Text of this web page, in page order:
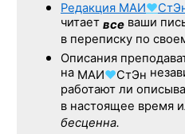
Редакция МАИ♥
читает все ваши
в переписку по
Описания
на МАИ♥СтЭн
работают ли
в настоящее время
бесценна.